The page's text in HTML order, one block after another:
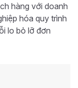
hàng với doanh
hóa quy trình
lo bỏ lỡ đơn